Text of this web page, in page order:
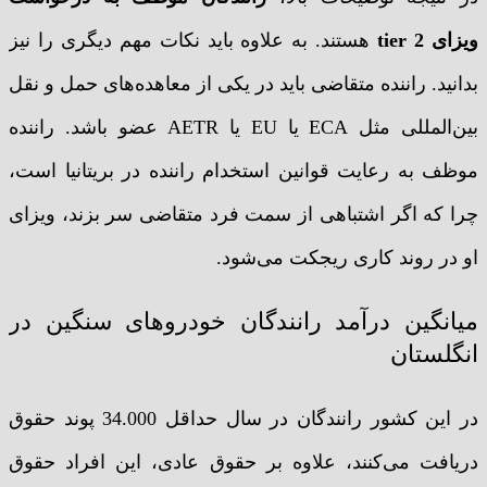
ویزای tier 2
هستند. به علاوه باید نکات مهم دیگری را نیز
بدانید. راننده متقاضی باید در یکی از معاهده‌های حمل و نقل
بین‌المللی مثل ECA یا EU یا AETR عضو باشد. راننده
موظف به رعایت قوانین استخدام راننده در بریتانیا است،
چرا که اگر اشتباهی از سمت فرد متقاضی سر بزند، ویزای
او در روند کاری ریجکت می‌شود.
میانگین درآمد رانندگان خودروهای سنگین در
انگلستان
در این کشور رانندگان در سال حداقل 34.000 پوند حقوق
دریافت می‌کنند، علاوه بر حقوق عادی، این افراد حقوق